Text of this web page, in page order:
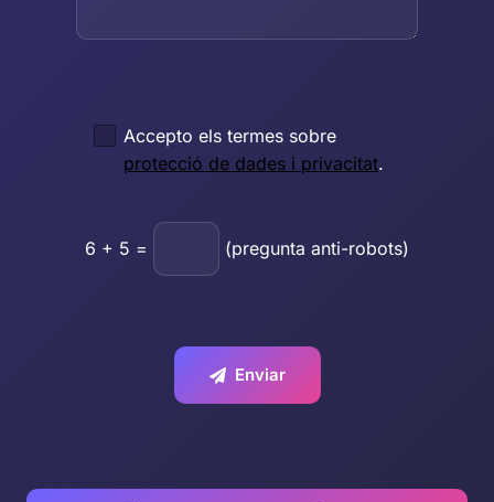
Accepto els termes sobre
protecció de dades i privacitat.
6 + 5 = (pregunta anti-robots)
Enviar